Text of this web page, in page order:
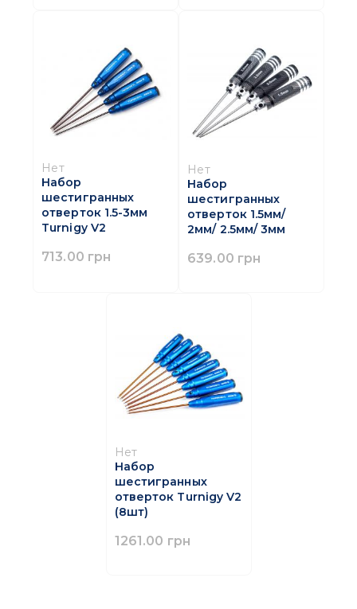
Нет
Набор
шестигранных
отверток 1.5-3мм
Turnigy V2
713.00 грн
Нет
Набор
шестигранных
отверток 1.5мм/
2мм/ 2.5мм/ 3мм
639.00 грн
Нет
Набор
шестигранных
отверток Turnigy V2
(8шт)
1261.00 грн